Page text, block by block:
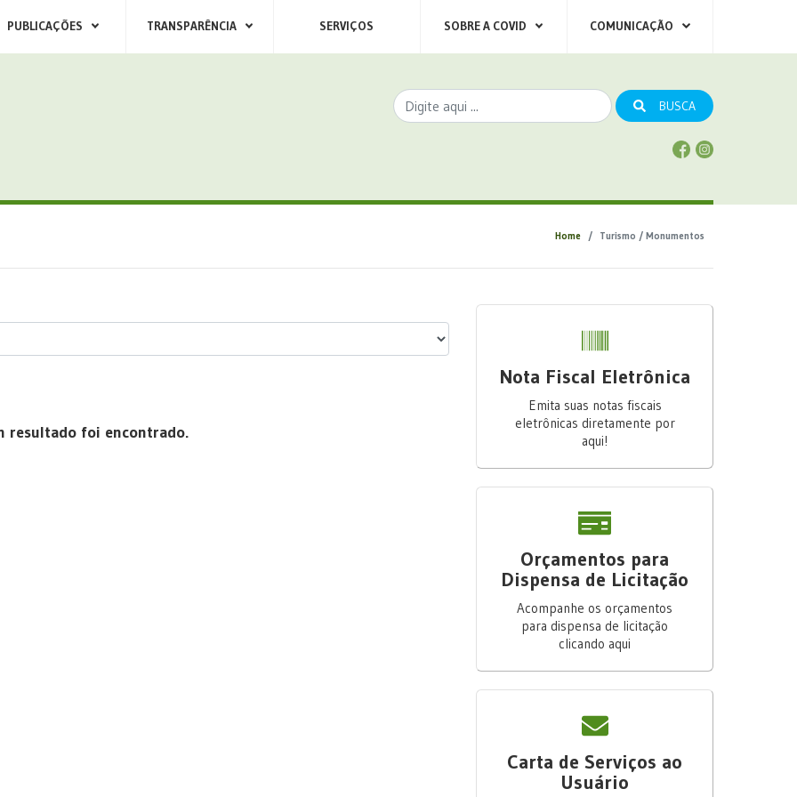
PUBLICAÇÕES TRANSPARÊNCIA SERVIÇOS SOBRE A COVID COMUNICAÇÃO
BUSCA
Home Turismo / Monumentos
resultado foi encontrado.
Nota Fiscal Eletrônica
Emita suas notas fiscais
eletrônicas diretamente por
aqui!
Orçamentos para
Dispensa de Licitação
Acompanhe os orçamentos
para dispensa de licitação
clicando aqui
Carta de Serviços ao
Usuário